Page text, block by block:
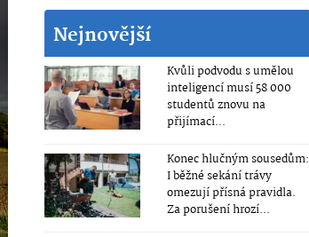
Nejnovější
Kvůli podvodu s umělou
inteligencí musí 58 000
studentů znovu na
přijímací...
Konec hlučným sousedům:
I běžné sekání trávy
omezují přísná pravidla.
Za porušení hrozí...